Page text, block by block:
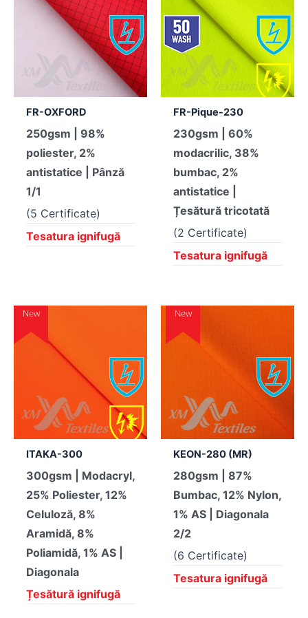
FR-OXFORD
250gsm | 98%
poliester, 2%
antistatice | Pânză
1/1
(5 Certificate)
Tesatura ignifugă
FR-Pique-230
230gsm | 60%
modacrilic, 38%
bumbac, 2%
antistatice |
Țesătură tricotată
(2 Certificate)
Tesatura ignifugă
New
ITAKA-300
300gsm | Modacryl,
25% Poliester, 12%
Celuloză, 8%
Aramidă, 8%
Poliamidă, 1% AS |
Diagonala
Țesătură ignifugă
New
KEON-280 (MR)
280gsm | 87%
Bumbac, 12% Nylon,
1% AS | Diagonala
2/2
(6 Certificate)
Tesatura ignifugă